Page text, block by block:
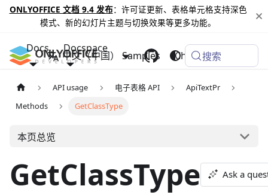
ONLYOFFICE 文档 9.4 发布：许可证更新、表格单元格支持深色
模式、新的幻灯片主题与切换效果等更多功能。
Docs Docspace
Samples Changelog
中文（中国） 搜索
API usage 电子表格 API
ApiTextPr
Methods
GetClassType
本页总览
GetClassType Ask a